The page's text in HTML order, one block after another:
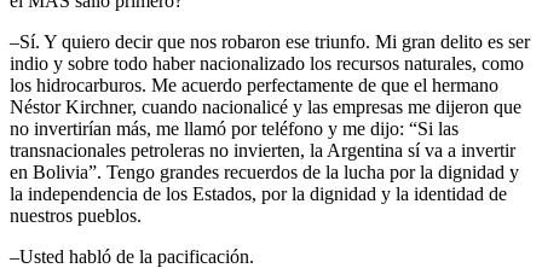
–Sí. Y quiero decir que nos robaron ese triunfo. Mi gran delito es ser
indio y sobre todo haber nacionalizado los recursos naturales, como
los hidrocarburos. Me acuerdo perfectamente de que el hermano
Néstor Kirchner, cuando nacionalicé y las empresas me dijeron que
no invertirían más, me llamó por teléfono y me dijo: “Si las
transnacionales petroleras no invierten, la Argentina sí va a invertir
en Bolivia”. Tengo grandes recuerdos de la lucha por la dignidad y
la independencia de los Estados, por la dignidad y la identidad de
nuestros pueblos.
–Usted habló de la pacificación.